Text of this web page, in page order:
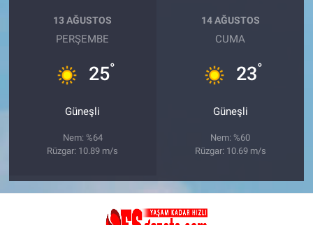
13 AĞUSTOS
PERŞEMBE
25°
Güneşli
Nem: %64
Rüzgar: 10.89 m/s
14 AĞUSTOS
CUMA
23°
Güneşli
Nem: %60
Rüzgar: 10.69 m/s